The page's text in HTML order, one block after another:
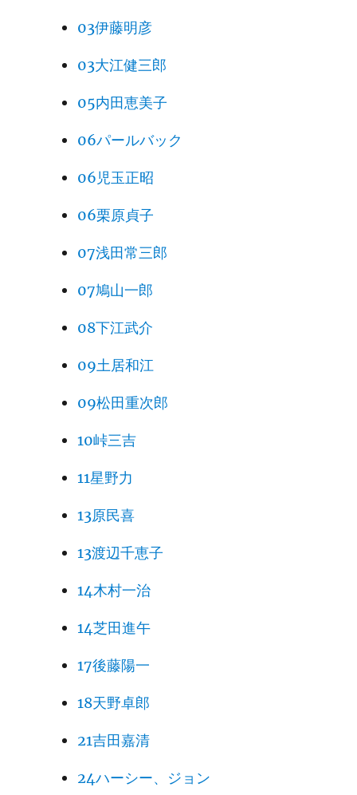
03伊藤明彦
03大江健三郎
05内田恵美子
06パールバック
06児玉正昭
06栗原貞子
07浅田常三郎
07鳩山一郎
08下江武介
09土居和江
09松田重次郎
10峠三吉
11星野力
13原民喜
13渡辺千恵子
14木村一治
14芝田進午
17後藤陽一
18天野卓郎
21吉田嘉清
24ハーシー、ジョン